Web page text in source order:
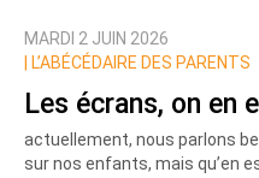
MARDI 2 JUIN 2026
L’ABÉCÉDAIRE DES PARENTS
Les écrans, on en
actuellement, nous parlons
sur nos enfants, mais qu’en